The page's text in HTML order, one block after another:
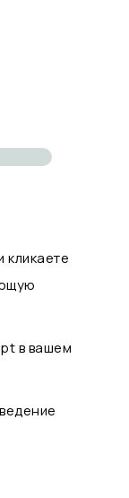
кликаете
в вашем